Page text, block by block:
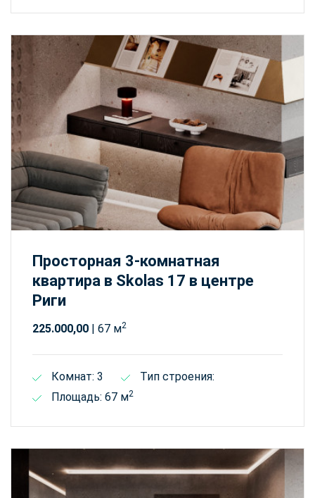
Просторная 3-комнатная
квартира в Skolas 17 в центре
Риги
225.000,00 | 67 м2
Комнат: 3
Тип строения:
Площадь: 67 м2